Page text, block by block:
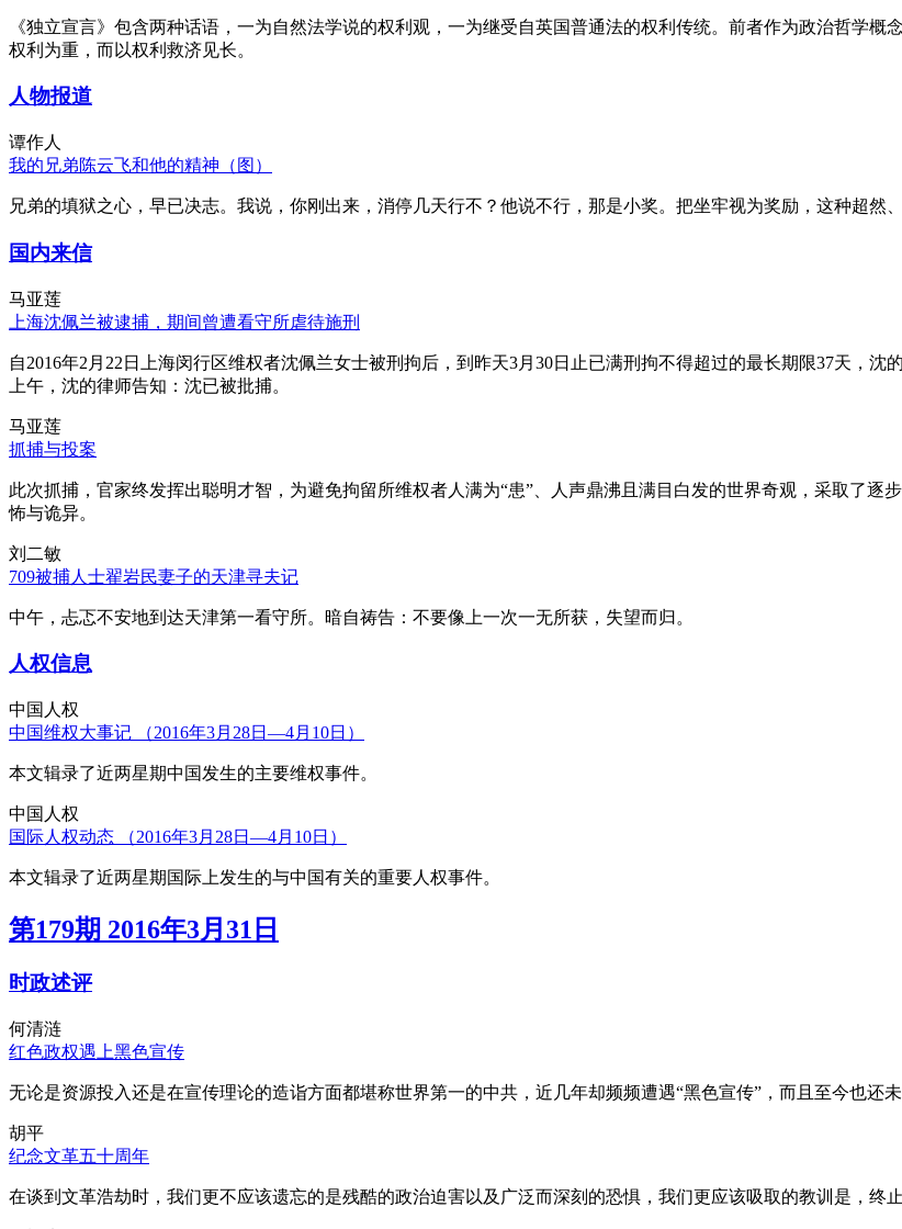
《独立宣言》包含两种话语，一为自然法学说的权利观，一为继受自英国普通法的权利传统。前者作为政治哲学
权利为重，而以权利救济见长。
人物报道
谭作人
我的兄弟陈云飞和他的精神（图）
兄弟的填狱之心，早已决志。我说，你刚出来，消停几天行不？他说不行，那是小奖。把坐牢视为奖励，这种超然
国内来信
马亚莲
上海沈佩兰被逮捕，期间曾遭看守所虐待施刑
自2016年2月22日上海闵行区维权者沈佩兰女士被刑拘后，到昨天3月30日止已满刑拘不得超过的最长期限37天，
上午，沈的律师告知：沈已被批捕。
马亚莲
抓捕与投案
此次抓捕，官家终发挥出聪明才智，为避免拘留所维权者人满为“患”、人声鼎沸且满目白发的世界奇观，采取了
怖与诡异。
刘二敏
709被捕人士翟岩民妻子的天津寻夫记
中午，忐忑不安地到达天津第一看守所。暗自祷告：不要像上一次一无所获，失望而归。
人权信息
中国人权
中国维权大事记 （2016年3月28日—4月10日）
本文辑录了近两星期中国发生的主要维权事件。
中国人权
国际人权动态 （2016年3月28日—4月10日）
本文辑录了近两星期国际上发生的与中国有关的重要人权事件。
第179期 2016年3月31日
时政述评
何清涟
红色政权遇上黑色宣传
无论是资源投入还是在宣传理论的造诣方面都堪称世界第一的中共，近几年却频频遭遇“黑色宣传”，而且至今也还未
胡平
纪念文革五十周年
在谈到文革浩劫时，我们更不应该遗忘的是残酷的政治迫害以及广泛而深刻的恐惧，我们更应该吸取的教训是，终